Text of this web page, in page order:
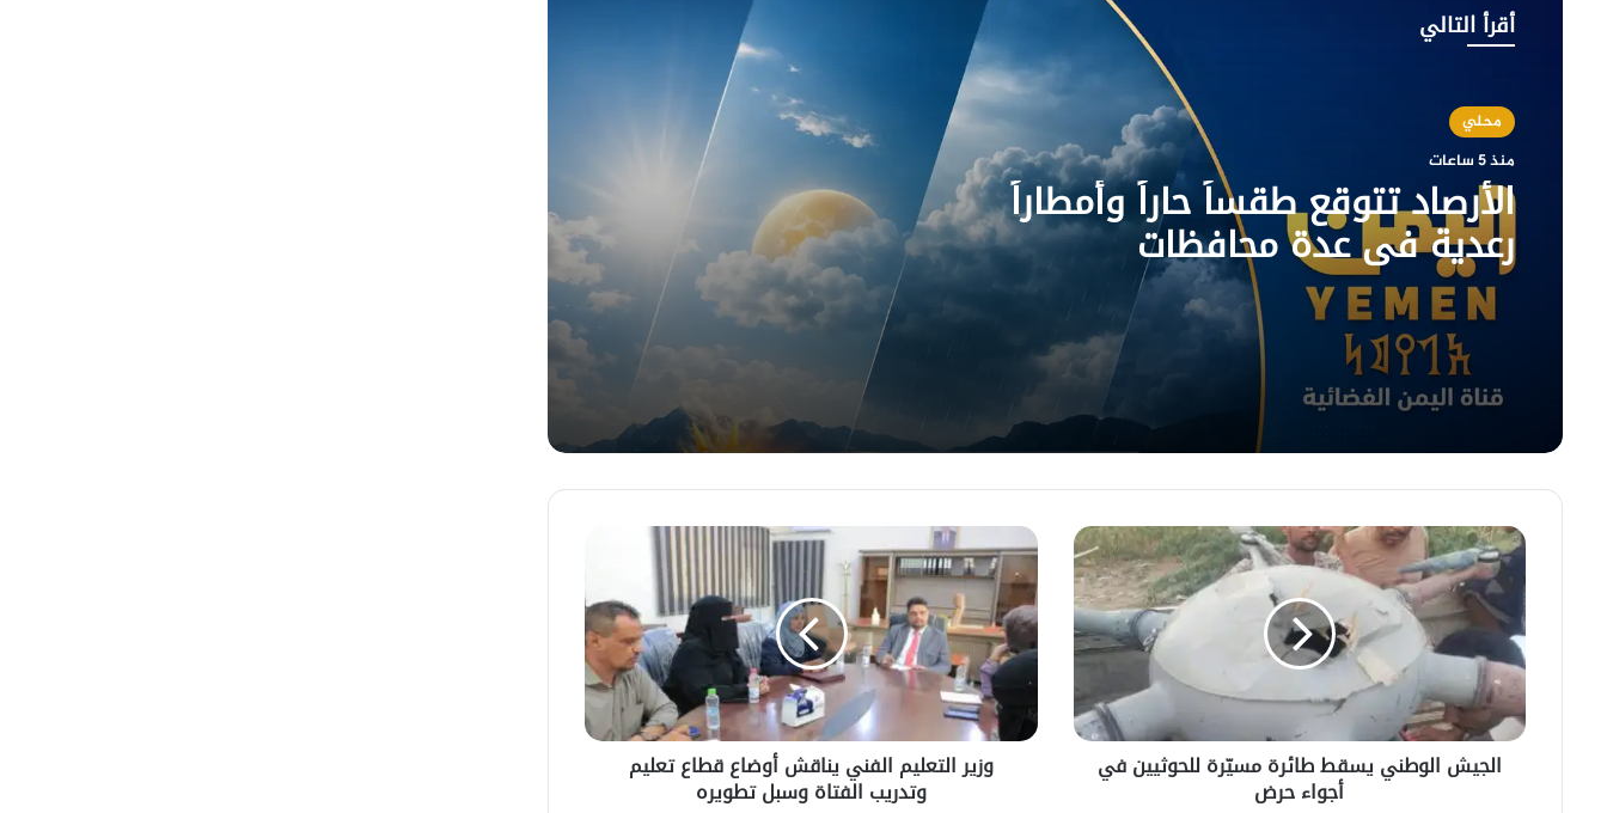
أقرأ التالي
محلي
منذ 5 ساعات
الأرصاد تتوقع طقساً حاراً وأمطاراً
رعدية في عدة محافظات
وزارة الخارجية ترحب باتفاقية مكة للدفاع
المشترك وتؤكد أهميتها في تعزيز الأمن
والاستقرار الإقليمي
وزارة الخارجية ترحب ببيان مجلس الأمن وتؤكد
أن استعادة مؤسسات الدولة أساس لأمن اليمن
والمنطقة
وزيرة الخارجية توجه رسالة إلى الأمين العام
للأمم المتحدة ورئيسة مجلس الأمن بشأن
التصعيد الحوثي وتدعو إلى موقف حازم ودعم
مؤسسات الدولة
مجلس الأمن يجدد التزامه بسيادة اليمن
واستقلاله ووحدته وسلامة أراضيه
السفير السعدي يبحث مع رئيسة مجلس الأمن
حزماً لمواجهة تهديداته
الجيش
الوطني
يسقط
طائرة
مسيّرة
للحوثيين
في
أجواء
حرض
الجيش الوطني يسقط طائرة مسيّرة للحوثيين في
أجواء حرض
وزير
التعليم
الفني
يناقش
أوضاع
قطاع
تعليم
وتدريب
الفتاة
وزير التعليم الفني يناقش أوضاع قطاع تعليم
وتدريب الفتاة وسبل تطويره